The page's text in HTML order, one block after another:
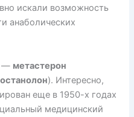
искали возможность
анаболических
— метастерон
). Интересно,
еще в 1950-х годах
медицинский